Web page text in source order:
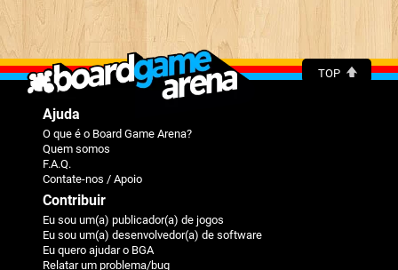
TOP
Ajuda
O que é o Board Game Arena?
Quem somos
F.A.Q.
Contate-nos / Apoio
Contribuir
Eu sou um(a) publicador(a) de jogos
Eu sou um(a) desenvolvedor(a) de software
Eu quero ajudar o BGA
Relatar um problema/bug